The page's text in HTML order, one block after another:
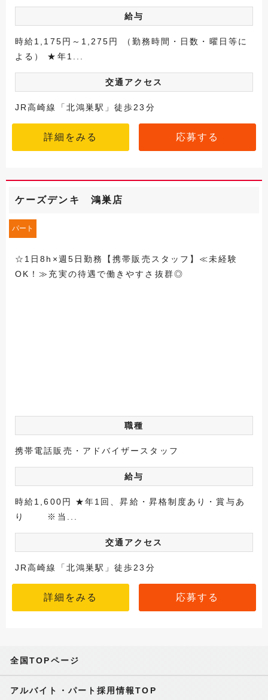
給与
時給1,175円～1,275円 （勤務時間・日数・曜日等に
よる） ★年1...
交通アクセス
JR高崎線「北鴻巣駅」徒歩23分
詳細をみる 応募する
ケーズデンキ 鴻巣店
パート
☆1日8h×週5日勤務【携帯販売スタッフ】≪未経験
OK！≫充実の待遇で働きやすさ抜群◎
職種
携帯電話販売・アドバイザースタッフ
給与
時給1,600円 ★年1回、昇給・昇格制度あり・賞与あ
り ※当...
交通アクセス
JR高崎線「北鴻巣駅」徒歩23分
詳細をみる 応募する
全国TOPページ
アルバイト・パート採用情報TOP